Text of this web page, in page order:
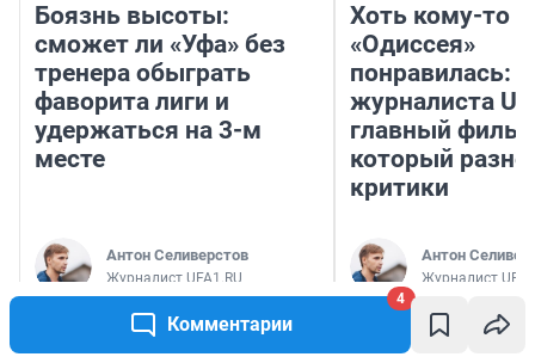
Комментарии
4
Боязнь высоты:
сможет ли «Уфа» без
тренера обыграть
фаворита лиги и
удержаться на 3-м
месте
Антон Селиверстов
Журналист UFA1.RU
Хоть кому-то
«Одиссея»
понравилась:
журналиста
главный
который
критики
Антон
Журналист